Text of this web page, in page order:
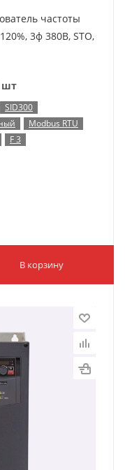
частоты
3ф 380В, STO,
шт
SID300
Modbus RTU
F 3
В корзину